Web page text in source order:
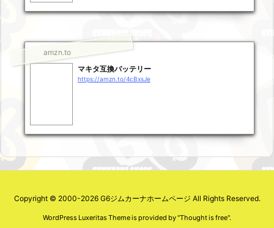
amzn.to
マキタ互換バッテリー
https://amzn.to/4cBxsJe
Copyright © 2000-2026 G6ジムカーナホームページ All Rights Reserved.
WordPress Luxeritas Theme is provided by "Thought is free".